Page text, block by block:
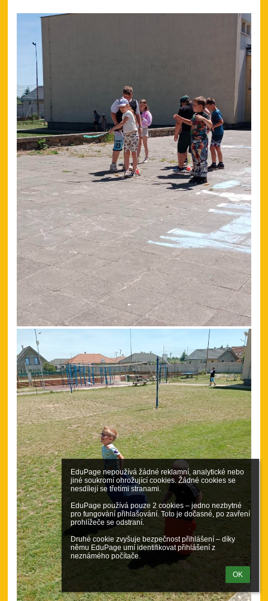
EduPage nepoužívá žádné reklamní, analytické nebo
jiné soukromí ohrožující cookies. Žádné cookies se
nesdílejí se třetími stranami.
EduPage používá pouze 2 cookies – jedno nezbytné
pro fungování přihlašování. Toto je dočasné, po zavření
prohlížeče se odstraní.
Druhé cookie zvyšuje bezpečnost přihlášení – díky
němu EduPage umí identifikovat přihlášení z
neznámého počítače.
OK